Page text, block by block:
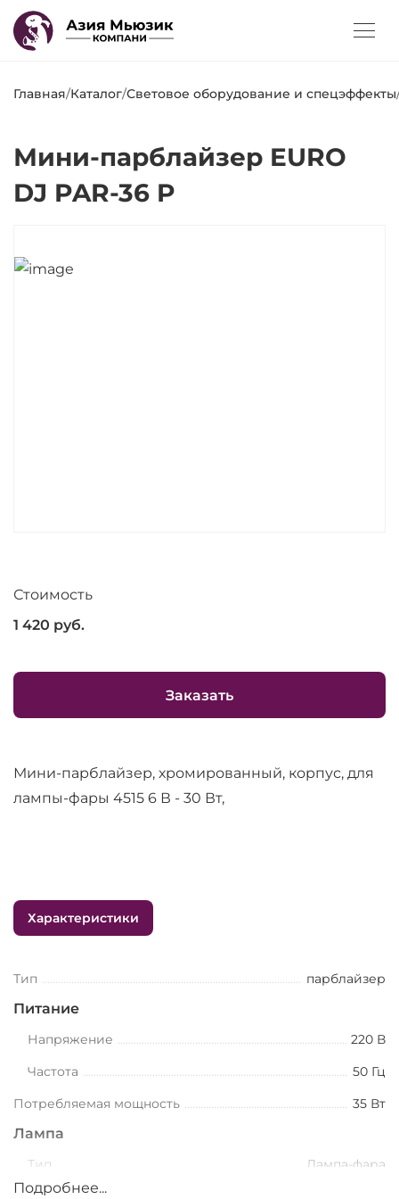
Главная/Каталог/Световое оборудование и спецэффекты
Мини-парблайзер EURO
DJ PAR-36 P
Стоимость
1 420 руб.
Заказать
Мини-парблайзер, хромированный, корпус, для
лампы-фары 4515 6 В - 30 Вт,
Характеристики
Тип парблайзер
Питание
Напряжение
220 В
Частота
50 Гц
Потребляемая мощность
35 Вт
Лампа
Тип
Лампа-фара
Подробнее...